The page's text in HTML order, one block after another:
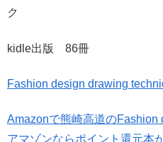
ク
kidle出版 86冊
Fashion design drawing
Amazonで熊崎高道のFashion
アマゾンならポイント還元本